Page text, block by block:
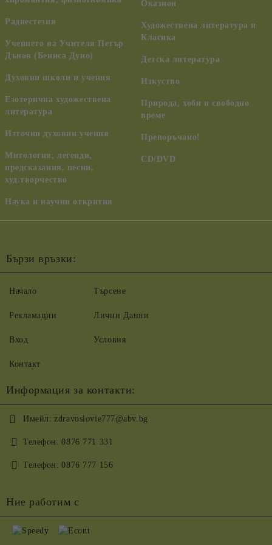
Радиестезия
Учението на Учителя Петър
Дънов (Беинса Дуно)
Духовни школи и учения
Езотерична художествена
литература
Източни духовни учения
Митология, легенди,
предсказания, песни,
худ.творчество
Наука и научни открития
Оказион
Художествена литература и
Класика
Детска литература
Изкуство
Природа, хоби и свободно
време
Препоръчано!
CD/DVD
Бързи връзки:
Начало
Рекламации
Вход
Контакт
Търсене
Лични Данни
Условия
Информация за контакти:
Имейл: zdravoslovie777@abv.bg
Телефон: 0876 771 331
Телефон: 0876 777 156
Ние работим с